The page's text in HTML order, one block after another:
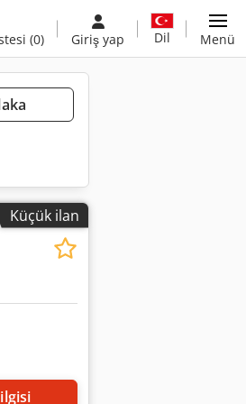
(0) Giriş yap Dil Menü
Küçük ilan